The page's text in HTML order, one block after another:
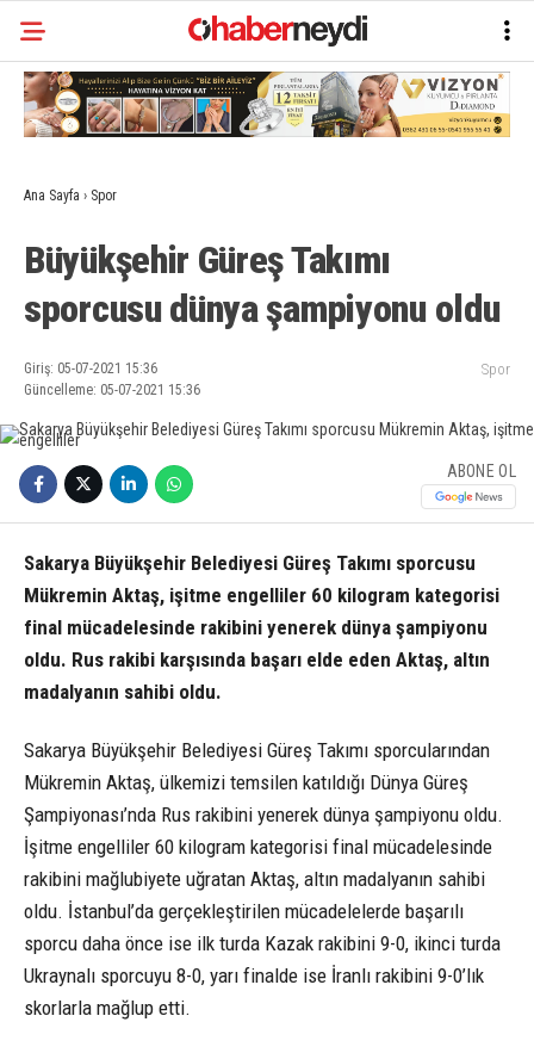
Ana Sayfa › Spor
Büyükşehir Güreş Takımı
sporcusu dünya şampiyonu oldu
Giriş: 05-07-2021 15:36
Güncelleme: 05-07-2021 15:36
Spor
ABONE OL
Sakarya Büyükşehir Belediyesi Güreş Takımı sporcusu
Mükremin Aktaş, işitme engelliler 60 kilogram kategorisi
final mücadelesinde rakibini yenerek dünya şampiyonu
oldu. Rus rakibi karşısında başarı elde eden Aktaş, altın
madalyanın sahibi oldu.
Sakarya Büyükşehir Belediyesi Güreş Takımı sporcularından
Mükremin Aktaş, ülkemizi temsilen katıldığı Dünya Güreş
Şampiyonası’nda Rus rakibini yenerek dünya şampiyonu oldu.
İşitme engelliler 60 kilogram kategorisi final mücadelesinde
rakibini mağlubiyete uğratan Aktaş, altın madalyanın sahibi
oldu. İstanbul’da gerçekleştirilen mücadelelerde başarılı
sporcu daha önce ise ilk turda Kazak rakibini 9-0, ikinci turda
Ukraynalı sporcuyu 8-0, yarı finalde ise İranlı rakibini 9-0’lık
skorlarla mağlup etti.